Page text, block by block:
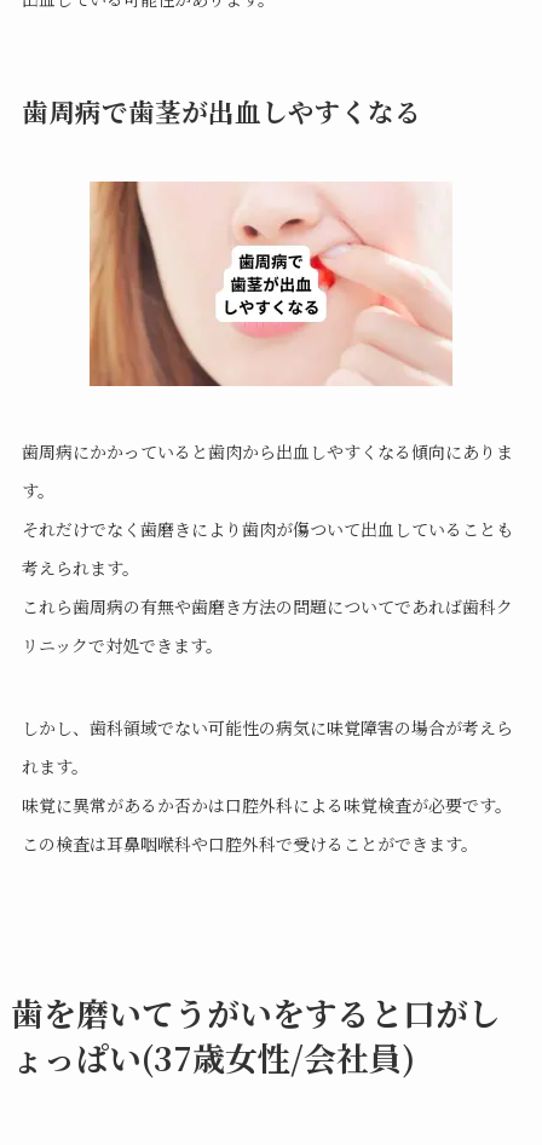
歯周病で歯茎が出血しやすくなる
歯周病にかかっていると歯肉から出血しやすくなる傾向にありま
す。
それだけでなく歯磨きにより歯肉が傷ついて出血していることも
考えられます。
これら歯周病の有無や歯磨き方法の問題についてであれば歯科ク
リニックで対処できます。
しかし、歯科領域でない可能性の病気に味覚障害の場合が考えら
れます。
味覚に異常があるか否かは口腔外科による味覚検査が必要です。
この検査は耳鼻咽喉科や口腔外科で受けることができます。
歯を磨いてうがいをすると口がし
ょっぱい(37歳女性/会社員)